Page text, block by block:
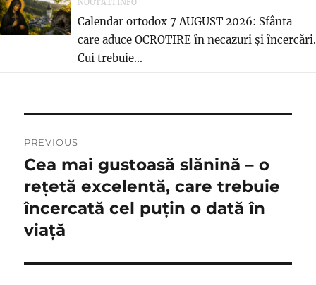
Calendar ortodox 7 AUGUST 2026: Sfânta
care aduce OCROTIRE în necazuri și încercări.
Cui trebuie...
navigation
PREVIOUS
Previous
post:
Cea mai gustoasă slănină – o
rețetă excelentă, care trebuie
încercată cel puțin o dată în
viață